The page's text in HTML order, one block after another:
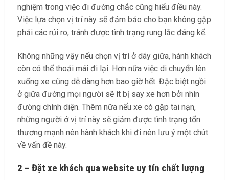
nghiệm trong việc đi đường chắc cũng hiểu điều này.
Việc lựa chọn vị trí này sẽ đảm bảo cho bạn không gặp
phải các rủi ro, tránh được tình trạng rung lắc đáng kể.
Không những vậy nếu chọn vị trí ở dãy giữa, hành khách
còn có thể thoải mái đi lại. Hơn nữa việc di chuyển lên
xuống xe cũng dễ dàng hơn bao giờ hết. Đặc biệt ngồi
ở giữa đường mọi người sẽ ít bị say xe hơn bởi nhìn
đường chính diện. Thêm nữa nếu xe có gặp tai nạn,
những người ở vị trí này sẽ giảm được tình trạng tổn
thương mạnh nên hành khách khi đi nên lưu ý một chút
về vấn đề này.
2 – Đặt xe khách qua website uy tín chất lượng